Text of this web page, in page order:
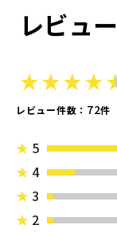
レビュー
レビュー件数： 72件
★ 5
★ 4
★ 3
★ 2